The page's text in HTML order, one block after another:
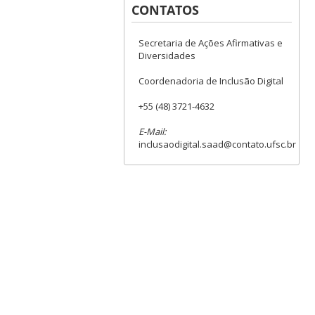
CONTATOS
Secretaria de Ações Afirmativas e
Diversidades
Coordenadoria de Inclusão Digital
+55 (48) 3721-4632
E-Mail:
inclusaodigital.saad@contato.ufsc.br